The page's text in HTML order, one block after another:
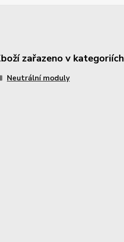
zařazeno v kategoriích
Neutrální moduly